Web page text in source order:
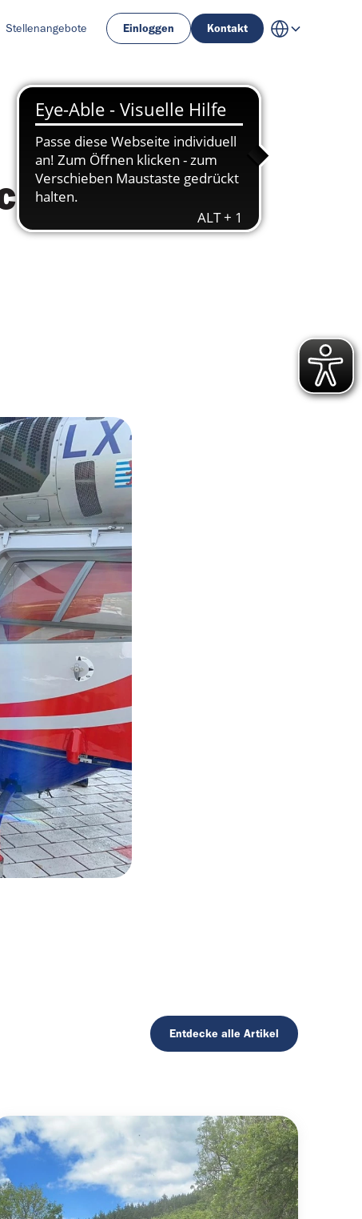
Stellenangebote Einloggen Kontakt
und
Entdecke alle Artikel